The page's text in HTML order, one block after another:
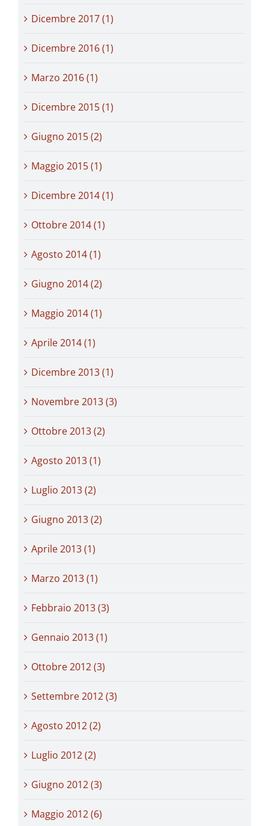
Dicembre 2017 (1)
Dicembre 2016 (1)
Marzo 2016 (1)
Dicembre 2015 (1)
Giugno 2015 (2)
Maggio 2015 (1)
Dicembre 2014 (1)
Ottobre 2014 (1)
Agosto 2014 (1)
Giugno 2014 (2)
Maggio 2014 (1)
Aprile 2014 (1)
Dicembre 2013 (1)
Novembre 2013 (3)
Ottobre 2013 (2)
Agosto 2013 (1)
Luglio 2013 (2)
Giugno 2013 (2)
Aprile 2013 (1)
Marzo 2013 (1)
Febbraio 2013 (3)
Gennaio 2013 (1)
Ottobre 2012 (3)
Settembre 2012 (3)
Agosto 2012 (2)
Luglio 2012 (2)
Giugno 2012 (3)
Maggio 2012 (6)